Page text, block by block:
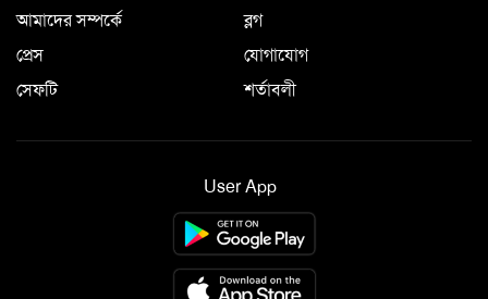
আমাদের সম্পর্কে
ব্লগ
প্রেস
যোগাযোগ
সেফটি
শর্তাবলী
User App